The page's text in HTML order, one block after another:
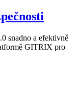
snadno a efektivně
GITRIX pro